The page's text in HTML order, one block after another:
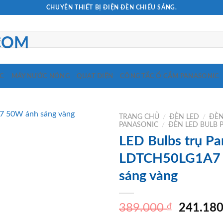
CHUYÊN THIẾT BỊ ĐIỆN ĐÈN CHIẾU SÁNG.
MÁY NƯỚC NÓNG QUẠT ĐIỆN CÔNG TẮC Ổ CẮM PANASONIC
TRANG CHỦ / ĐÈN LED /
PANASONIC / ĐÈN LED BULB
LED Bulbs trụ
sáng vàng
389.000₫
Giá